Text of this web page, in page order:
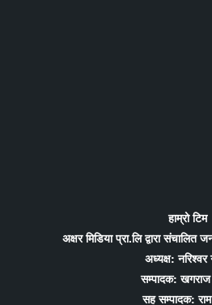
हाम्रो टिम
अक्षर मिडिया प्रा.लि द्वारा
अध्यक्ष: नरिश्वर
सम्पादक: खगराज
सह सम्पादक: राम